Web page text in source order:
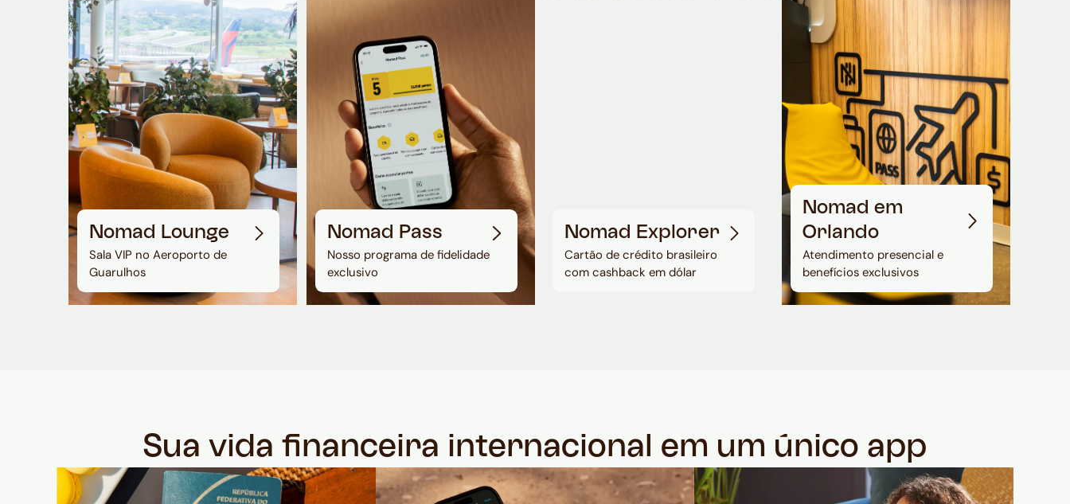
Nomad Lounge
Sala VIP no Aeroporto de
Guarulhos
Nomad Pass
Nosso programa de fidelidade
exclusivo
Nomad Explorer
Cartão de crédito brasileiro
com cashback em dólar
Nomad em
Orlando
Atendimento presencial e
benefícios exclusivos
Sua vida financeira internacional em um único app